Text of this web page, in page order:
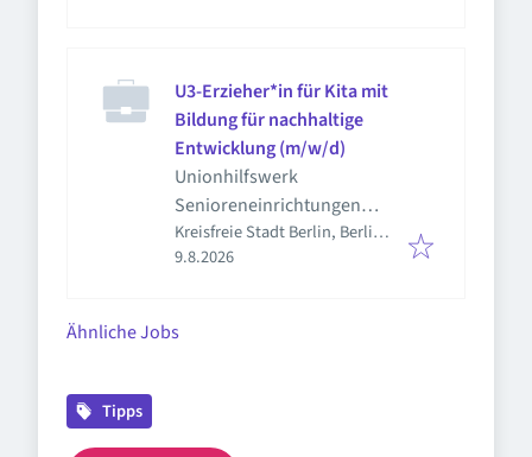
U3-Erzieher*in für Kita mit
Bildung für nachhaltige
Entwicklung (m/w/d)
Unionhilfswerk
Senioreneinrichtungen
gGmbH
Kreisfreie Stadt Berlin, Berlin,
Deutschland
Veröffentlicht
9.8.2026
Ähnliche Jobs
Tipps